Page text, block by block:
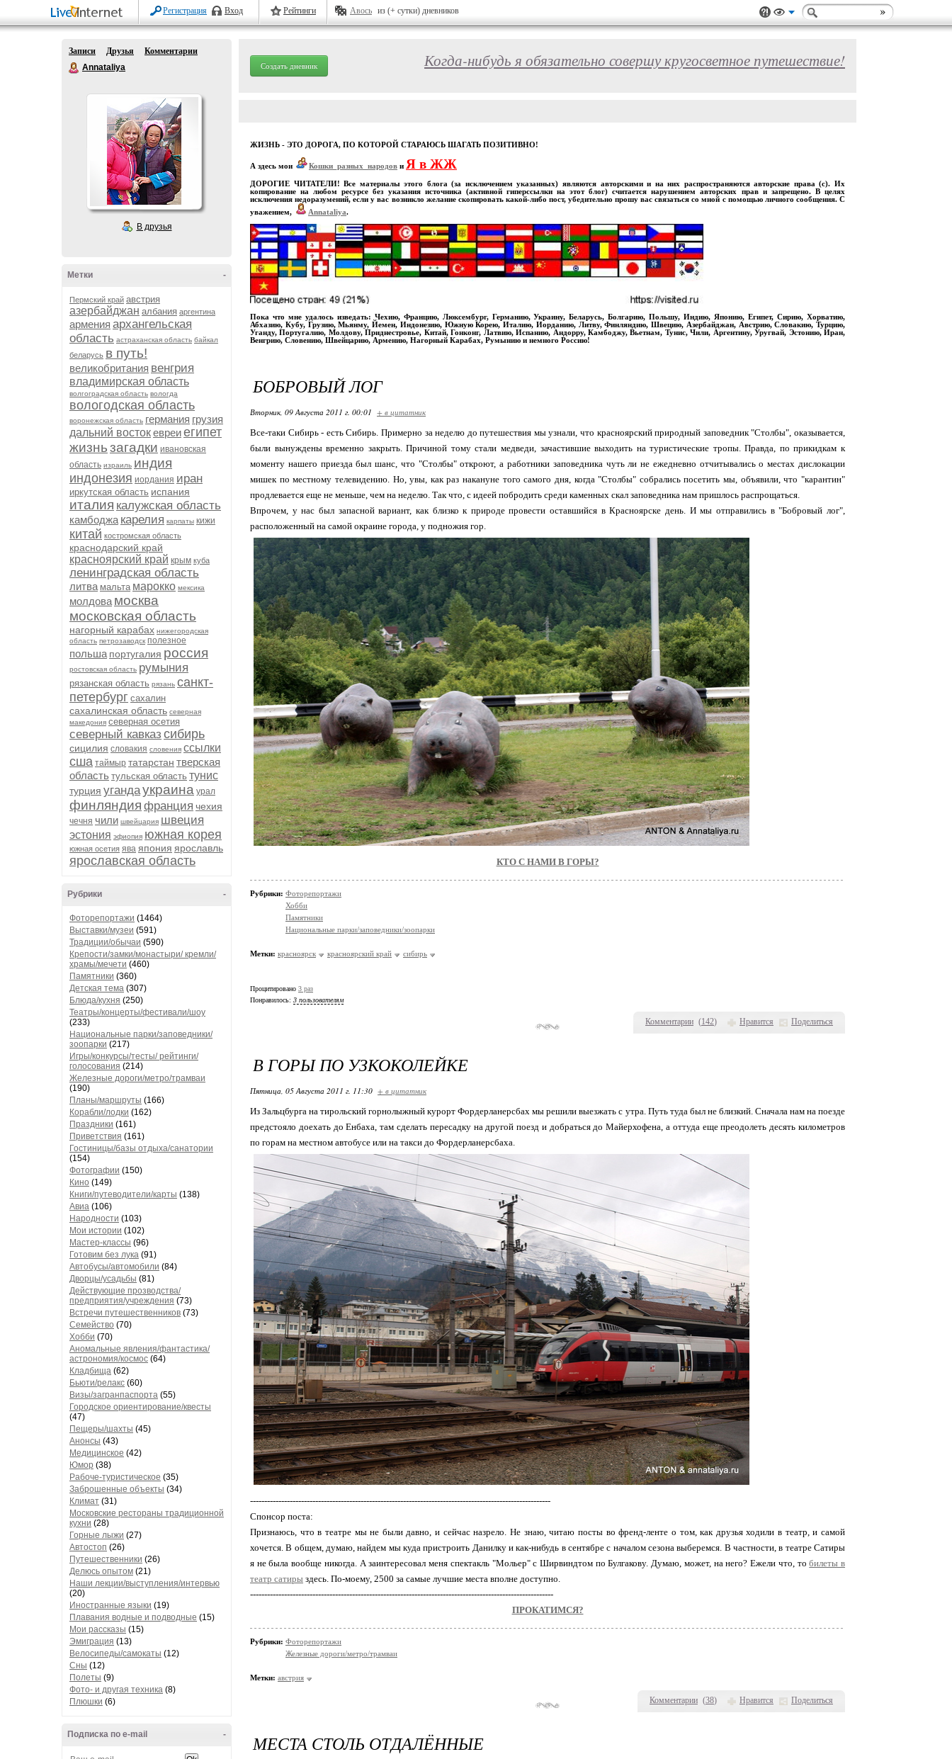
Регистрация Вход Рейтинги Авось из (+ сутки) дневников
Записи Друзья
Комментарии
Annataliya
В друзья
-
Метки
Пермский край австрия
азербайджан албания аргентина
армения архангельская
область астраханская область байкал
беларусь в путь!
великобритания венгрия
владимирская область
волгоградская область вологда
вологодская область
воронежская область германия грузия
дальний востокевреиегипет
жизньзагадки ивановская
область израиль индия
индонезия иордания иран
иркутская область испания
италия калужская область
камбоджа карелия карпаты кижи
китай костромская область
краснодарский край
красноярский край крым куба
ленинградская область
литва мальта марокко мексика
молдова москва
московская область
нагорный карабах нижегородская
область петрозаводск полезное
польша португалия россия
ростовская область румыния
рязанская область рязань санкт-
петербург сахалин
сахалинская область северная
македония северная осетия
северный кавказ сибирь
сицилия словакия словения ссылки
сша таймыр татарстан тверская
область тульская область тунис
турция угандаукраина урал
финляндия франция чехия
чечня чили швейцария швеция
эстония эфиопия южная корея
южная осетия ява япония ярославль
ярославская область
-
Рубрики
Фоторепортажи (1464)
Выставки/музеи (591)
Традиции/обычаи (590)
Крепости/замки/монастыри/ кремли/
храмы/мечети (460)
Памятники (360)
Детская тема (307)
Блюда/кухня (250)
Театры/концерты/фестивали/шоу
(233)
Национальные парки/заповедники/
зоопарки (217)
Игры/конкурсы/тесты/ рейтинги/
голосования (214)
Железные дороги/метро/трамваи
(190)
Планы/маршруты (166)
Корабли/лодки (162)
Праздники (161)
Приветствия (161)
Гостиницы/базы отдыха/санатории
(154)
Фотографии (150)
Кино (149)
Книги/путеводители/карты (138)
Авиа (106)
Народности (103)
Мои истории (102)
Мастер-классы (96)
Готовим без лука (91)
Автобусы/автомобили (84)
Дворцы/усадьбы (81)
Действующие прозводства/
предприятия/учреждения (73)
Встречи путешественников (73)
Семейство (70)
Хобби (70)
Аномальные явления/фантастика/
астрономия/космос (64)
Кладбища (62)
Бьюти/релакс (60)
Визы/загранпаспорта (55)
Городское ориентирование/квесты
(47)
Пещеры/шахты (45)
Анонсы (43)
Медицинское (42)
Юмор (38)
Рабоче-туристическое (35)
Заброшенные объекты (34)
Климат (31)
Московские рестораны традиционной
кухни (28)
Горные лыжи (27)
Автостоп (26)
Путешественники (26)
Делюсь опытом (21)
Наши лекции/выступления/интервью
(20)
Иностранные языки (19)
Плавания водные и подводные (15)
Мои рассказы (15)
Эмиграция (13)
Велосипеды/самокаты (12)
Сны (12)
Полеты (9)
Фото- и другая техника (8)
Плюшки (6)
-
Подписка по e-mail
Создать дневник Когда-нибудь я обязательно совершу кругосветное путешествие!
ЖИЗНЬ - ЭТО ДОРОГА, ПО КОТОРОЙ СТАРАЮСЬ ШАГАТЬ ПОЗИТИВНО!
А здесь мои Кошки_разных_народов и Я в ЖЖ
ДОРОГИЕ ЧИТАТЕЛИ! Все материалы этого блога (за исключением указанных) являются авторскими и на них распространяются авторские права (с). Их
копирование на любом ресурсе без указания источника (активной гиперссылки на этот блог) считается нарушением авторских прав и запрещено. В целях
исключения недоразумений, если у вас возникло желание скопировать какой-либо пост, убедительно прошу вас связаться со мной с помощью личного сообщения. С
уважением,
Annataliya.
Пока что мне удалось изведать: Чехию, Францию, Люксембург, Германию, Украину, Беларусь, Болгарию, Польшу, Индию, Японию, Египет, Сирию, Хорватию,
Абхазию, Кубу, Грузию, Мьянму, Йемен, Индонезию, Южную Корею, Италию, Иорданию, Литву, Финляндию, Швецию, Азербайджан, Австрию, Словакию, Турцию,
Уганду, Португалию, Молдову, Приднестровье, Китай, Гонконг, Латвию, Испанию, Андорру, Камбоджу, Вьетнам, Тунис, Чили, Аргентину, Уругвай, Эстонию, Иран,
Венгрию, Словению, Швейцарию, Армению, Нагорный Карабах, Румынию и немного Россию!
Комментарии (142) Нравится Поделиться
БОБРОВЫЙ ЛОГ
Вторник, 09 Августа 2011 г. 00:01 + в цитатник
Все-таки Сибирь - есть Сибирь. Примерно за неделю до путешествия мы узнали, что красноярский природный заповедник "Столбы", оказывается,
были вынуждены временно закрыть. Причиной тому стали медведи, зачастившие выходить на туристические тропы. Правда, по прикидкам к
моменту нашего приезда был шанс, что "Столбы" откроют, а работники заповедника чуть ли не ежедневно отчитывались о местах дислокации
мишек по местному телевидению. Но, увы, как раз накануне того самого дня, когда "Столбы" собрались посетить мы, объявили, что "карантин"
продлевается еще не меньше, чем на неделю. Так что, с идеей побродить среди каменных скал заповедника нам пришлось распрощаться.
Впрочем, у нас был запасной вариант, как близко к природе провести оставшийся в Красноярске день. И мы отправились в "Бобровый лог",
расположенный на самой окраине города, у подножия гор.
КТО С НАМИ В ГОРЫ?
Рубрики: Фоторепортажи
Хобби
Памятники
Национальные парки/заповедники/зоопарки
Метки: красноярск красноярский край сибирь
Процитировано 3 раз
Понравилось: 3 пользователям
Комментарии (38) Нравится Поделиться
В ГОРЫ ПО УЗКОКОЛЕЙКЕ
Пятница, 05 Августа 2011 г. 11:30 + в цитатник
Из Зальцбурга на тирольский горнолыжный курорт Фордерланерсбах мы решили выезжать с утра. Путь туда был не близкий. Сначала нам на поезде
предстояло доехать до Енбаха, там сделать пересадку на другой поезд и добраться до Майерхофена, а оттуда еще преодолеть десять километров
по горам на местном автобусе или на такси до Фордерланерсбаха.
----------------------------------------------------------------------------------------------------------
Спонсор поста:
Признаюсь, что в театре мы не были давно, и сейчас назрело. Не знаю, читаю посты во френд-ленте о том, как друзья ходили в театр, и самой
хочется. В общем, думаю, найдем мы куда пристроить Данилку и как-нибудь в сентябре с началом сезона выберемся. В частности, в театре Сатиры
я не была вообще никогда. А заинтересовал меня спектакль "Мольер" с Ширвиндтом по Булгакову. Думаю, может, на него? Ежели что, тобилеты в
театр сатиры здесь. По-моему, 2500 за самые лучшие места вполне доступно.
-----------------------------------------------------------------------------------------------------------
ПРОКАТИМСЯ?
Рубрики: Фоторепортажи
Железные дороги/метро/трамваи
Метки: австрия
МЕСТА СТОЛЬ ОТДАЛЁННЫЕ